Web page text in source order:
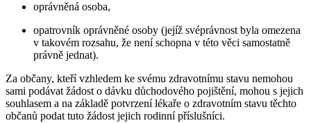
oprávněná osoba,
opatrovník oprávněné osoby (jejíž svéprávnost byla omezena
v takovém rozsahu, že není schopna v této věci samostatně
právně jednat).
Za občany, kteří vzhledem ke svému zdravotnímu stavu nemohou
sami podávat žádost o dávku důchodového pojištění, mohou s jejich
souhlasem a na základě potvrzení lékaře o zdravotním stavu těchto
občanů podat tuto žádost jejich rodinní příslušníci.